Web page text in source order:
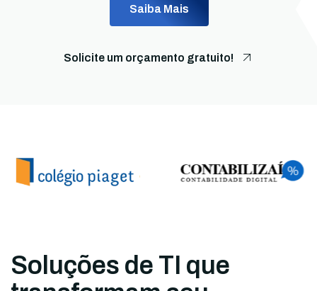
Saiba Mais
Solicite um orçamento gratuito!
Soluções de TI que